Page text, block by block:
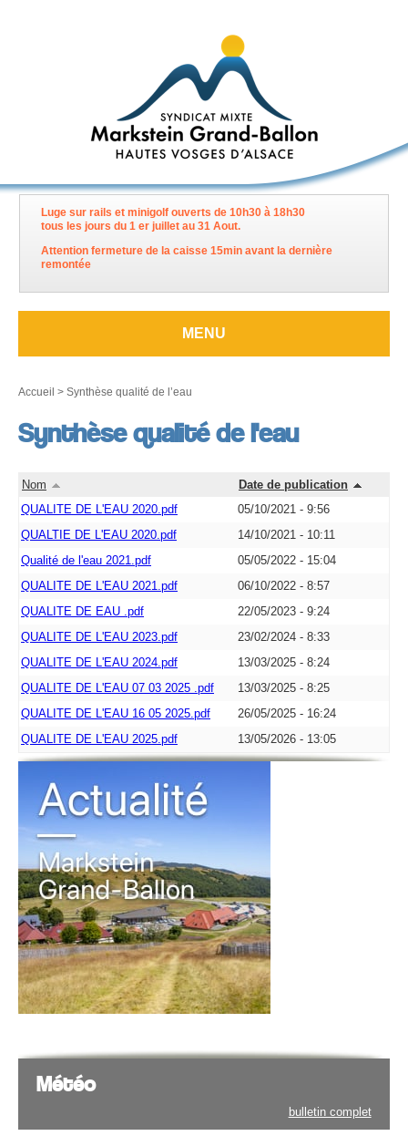
Luge sur rails et minigolf ouverts de 10h30 à 18h30
tous les jours du 1 er juillet au 31 Aout.
Attention fermeture de la caisse 15min avant la dernière
remontée
MENU
Accueil > Synthèse qualité de l’eau
Synthèse qualité de l'eau
Nom
Date de publication
QUALITE DE L'EAU 2020.pdf
05/10/2021 - 9:56
QUALTIE DE L'EAU 2020.pdf
14/10/2021 - 10:11
Qualité de l'eau 2021.pdf
05/05/2022 - 15:04
QUALITE DE L'EAU 2021.pdf
06/10/2022 - 8:57
QUALITE DE EAU .pdf
22/05/2023 - 9:24
QUALITE DE L'EAU 2023.pdf
23/02/2024 - 8:33
QUALITE DE L'EAU 2024.pdf
13/03/2025 - 8:24
QUALITE DE L'EAU 07 03 2025 .pdf
13/03/2025 - 8:25
QUALITE DE L'EAU 16 05 2025.pdf
26/05/2025 - 16:24
QUALITE DE L'EAU 2025.pdf
13/05/2026 - 13:05
Météo
bulletin complet